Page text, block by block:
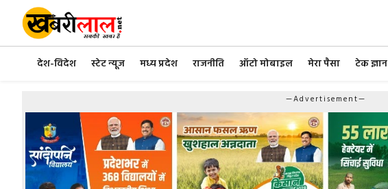
content
देश-विदेश स्टेट न्यूज मध्य प्रदेश राजनीति ऑटो मोबाइल मेरा पैसा टेक ज्ञान
—Advertisement—